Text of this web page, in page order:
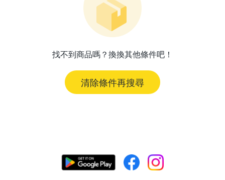
找不到商品嗎？換換其他條件吧！
清除條件再搜尋